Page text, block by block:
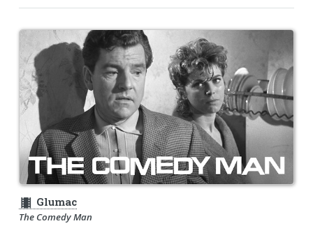
theaters Glumac
The Comedy Man